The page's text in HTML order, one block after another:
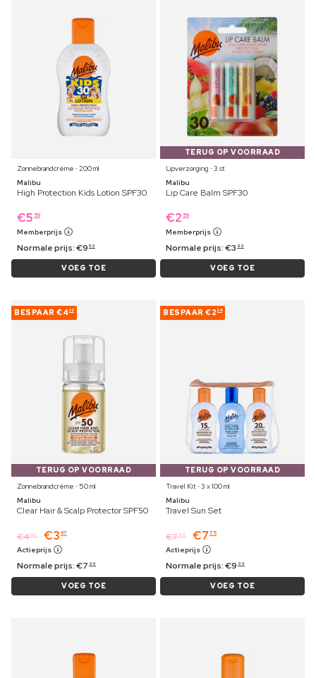
Zonnebrandcrème ⋅ 200 ml
Malibu
High Protection Kids Lotion SPF30
€5 59
Memberprijs
Normale prijs:€9 59
VOEG TOE
TERUG OP VOORRAAD
Lipverzorging ⋅ 3 st
Malibu
Lip Care Balm SPF30
€2 59
Memberprijs
Normale prijs:€3 99
VOEG TOE
BESPAAR €4 02
TERUG OP VOORRAAD
Zonnebrandcrème ⋅ 50 ml
Malibu
Clear Hair & Scalp Protector SPF50
€409 €3 97
Actieprijs
Normale prijs:€7 99
VOEG TOE
BESPAAR €2 24
TERUG OP VOORRAAD
Travel Kit ⋅ 3 x 100 ml
Malibu
Travel Sun Set
€7 99 €7 75
Actieprijs
Normale prijs:€9 99
VOEG TOE